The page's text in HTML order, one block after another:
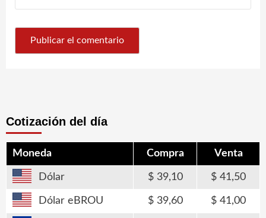
Cotización del día
Moneda Compra Venta
Dólar 39,10 41,50
Dólar eBROU 39,60 41,00